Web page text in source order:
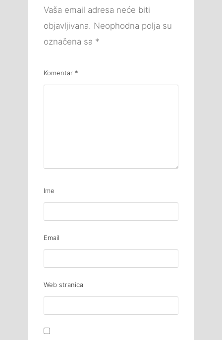
Vaša email adresa neće biti
objavljivana. Neophodna polja su
označena sa *
Komentar *
Ime
Email
Web stranica